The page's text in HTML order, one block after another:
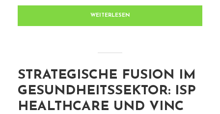
WEITERLESEN
STRATEGISCHE FUSION IM
GESUNDHEITSSEKTOR: ISP
HEALTHCARE UND VINC